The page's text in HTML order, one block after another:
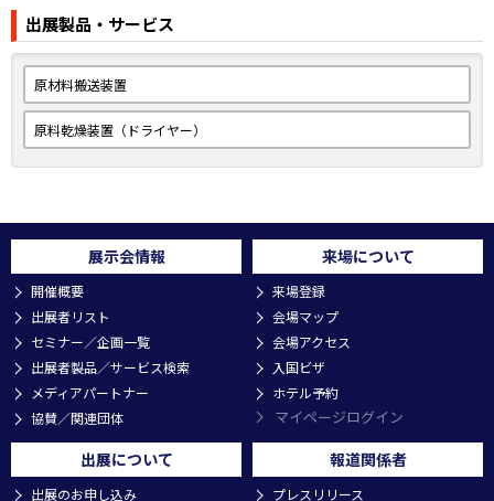
〜結晶化・ムラなし均一乾燥・ブリッジ崩し〜 撹拌乾燥機CHDシリ
ーズ
本機は4回転/分の撹拌羽根を装備したホッパードライヤーで，3世代
目となる新機種のスクリュはバッチ乾燥・連続投入の両方に対応し
ている。
PET，PPSの結晶化乾燥時に起きる架橋崩し，ゴムの代替で使用が
出展製品・サービス
原材料搬送装置
原料乾燥装置（ドライヤー）
展示会情報
開催概要
出展者リスト
セミナー／企画一覧
出展者製品／サービス検索
メディアパートナー
協賛／関連団体
来場について
来場登録
会場マップ
会場アクセス
入国ビザ
ホテル予約
マイページログイン
出展について
出展のお申し込み
報道関係者
プレスリリース